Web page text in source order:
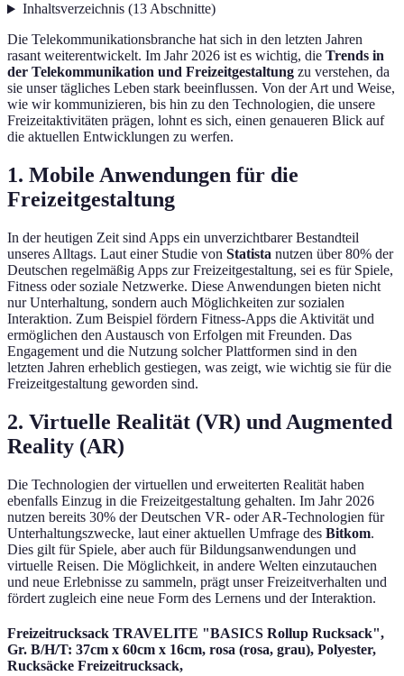
Inhaltsverzeichnis(13Abschnitte)
Die Telekommunikationsbranche hat sich in den letzten Jahren
rasant weiterentwickelt. Im Jahr 2026 ist es wichtig, die Trends in
der Telekommunikation und Freizeitgestaltung zu verstehen, da
sie unser tägliches Leben stark beeinflussen. Von der Art und Weise,
wie wir kommunizieren, bis hin zu den Technologien, die unsere
Freizeitaktivitäten prägen, lohnt es sich, einen genaueren Blick auf
die aktuellen Entwicklungen zu werfen.
1. Mobile Anwendungen für die
Freizeitgestaltung
In der heutigen Zeit sind Apps ein unverzichtbarer Bestandteil
unseres Alltags. Laut einer Studie von Statista nutzen über 80% der
Deutschen regelmäßig Apps zur Freizeitgestaltung, sei es für Spiele,
Fitness oder soziale Netzwerke. Diese Anwendungen bieten nicht
nur Unterhaltung, sondern auch Möglichkeiten zur sozialen
Interaktion. Zum Beispiel fördern Fitness-Apps die Aktivität und
ermöglichen den Austausch von Erfolgen mit Freunden. Das
Engagement und die Nutzung solcher Plattformen sind in den
letzten Jahren erheblich gestiegen, was zeigt, wie wichtig sie für die
Freizeitgestaltung geworden sind.
2. Virtuelle Realität (VR) und Augmented
Reality (AR)
Die Technologien der virtuellen und erweiterten Realität haben
ebenfalls Einzug in die Freizeitgestaltung gehalten. Im Jahr 2026
nutzen bereits 30% der Deutschen VR- oder AR-Technologien für
Unterhaltungszwecke, laut einer aktuellen Umfrage des Bitkom.
Dies gilt für Spiele, aber auch für Bildungsanwendungen und
virtuelle Reisen. Die Möglichkeit, in andere Welten einzutauchen
und neue Erlebnisse zu sammeln, prägt unser Freizeitverhalten und
fördert zugleich eine neue Form des Lernens und der Interaktion.
Freizeitrucksack TRAVELITE "BASICS Rollup Rucksack",
Gr. B/H/T: 37cm x 60cm x 16cm, rosa (rosa, grau), Polyester,
Rucksäcke Freizeitrucksack,